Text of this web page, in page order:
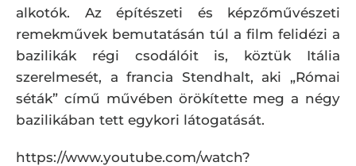
alkotók. Az építészeti és képzőművészeti
remekművek bemutatásán túl a film felidézi a
bazilikák régi csodálóit is, köztük Itália
szerelmesét, a francia Stendhalt, aki „Római
séták” című művében örökítette meg a négy
bazilikában tett egykori látogatását.
https://www.youtube.com/watch?